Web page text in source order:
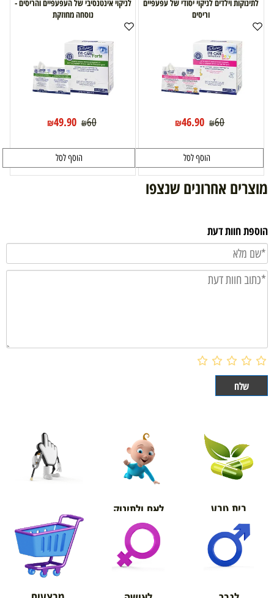
לתינוקות וילדים לניקוי יסודי של עפעפיים
וריסים
₪60
₪46.90
הוסף לסל
לניקוי אינטנסיבי של העפעפיים והריסים -
נוסחה מחוזקת
₪60
₪49.90
הוסף לסל
מוצרים אחרונים שנצפו
הוספת חוות דעת
בית טבע לאם ולתינוק
אורטופדיה